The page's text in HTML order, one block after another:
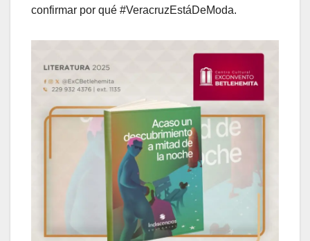
confirmar por qué #VeracruzEstáDeModa.